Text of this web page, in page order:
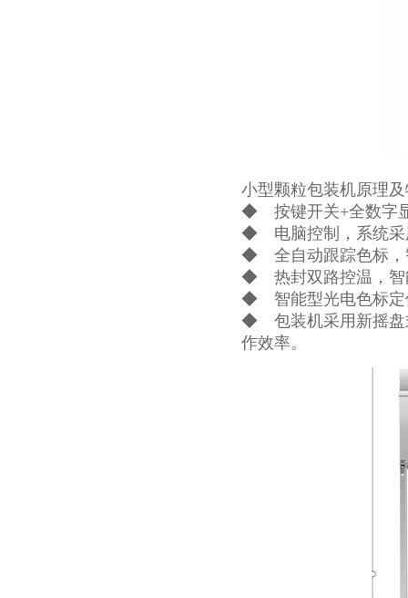
小型颗粒包装机原理
◆ 按键开关+全数字
◆ 电脑控制，系统采
◆ 全自动跟踪色标，
◆ 热封双路控温，智
◆ 智能型光电色标定
◆ 包装机采用新摇盘
作效率。